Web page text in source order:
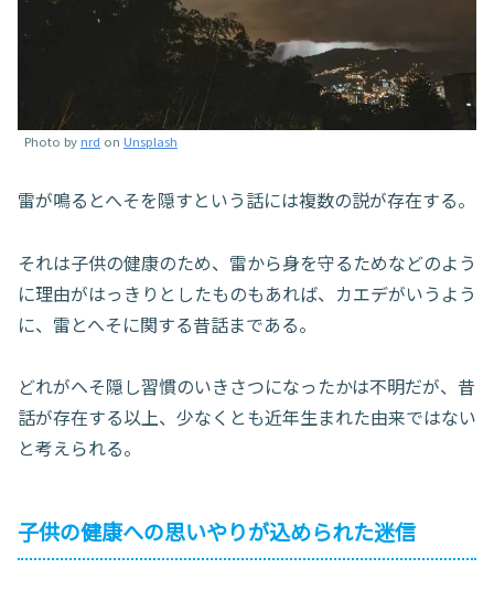
Photo by nrd on Unsplash
雷が鳴るとへそを隠すという話には複数の説が存在する。
それは子供の健康のため、雷から身を守るためなどのよう
に理由がはっきりとしたものもあれば、カエデがいうよう
に、雷とへそに関する昔話まである。
どれがへそ隠し習慣のいきさつになったかは不明だが、昔
話が存在する以上、少なくとも近年生まれた由来ではない
と考えられる。
子供の健康への思いやりが込められた迷信